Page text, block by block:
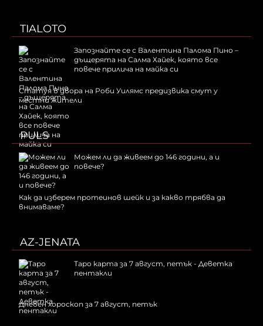
TIALOTO
Запознайте се с Валентина Палома Пино –
дъщерята на Салма Хайек, която все
повече прилича на майка си
Статуя в двора на Роби Уилямс предизвика смут у
местни жители
PULS
Можем ли да живеем до 146 години, а и
повече?
Как да изберем протеинов шейк и за какво трябва да
внимаваме?
AZ-JENATA
Таро карта за 7 август, петък - Деветка
пентакли
Дневен хороскоп за 7 август, петък